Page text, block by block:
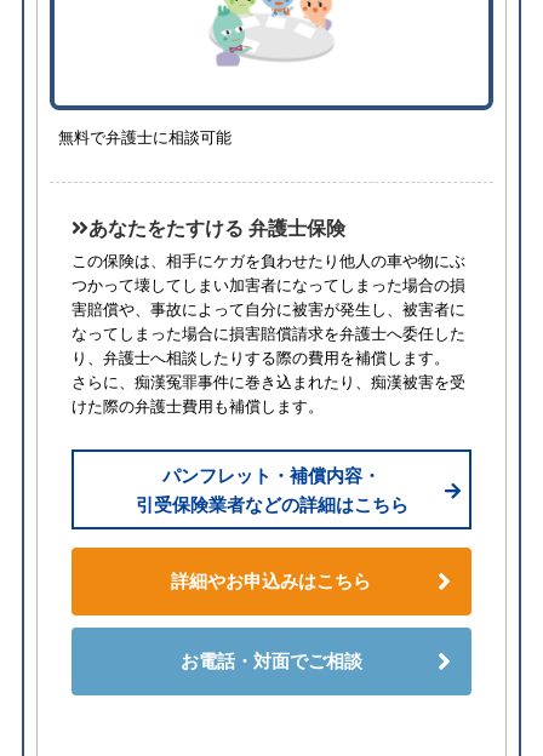
無料で弁護士に相談可能
あなたをたすける 弁護士保険
この保険は、相手にケガを負わせたり他人の車や物にぶ
つかって壊してしまい加害者になってしまった場合の損
害賠償や、事故によって自分に被害が発生し、被害者に
なってしまった場合に損害賠償請求を弁護士へ委任した
り、弁護士へ相談したりする際の費用を補償します。
さらに、痴漢冤罪事件に巻き込まれたり、痴漢被害を受
けた際の弁護士費用も補償します。
パンフレット・補償内容・
引受保険業者などの詳細はこちら
詳細やお申込みはこちら
お電話・対面でご相談